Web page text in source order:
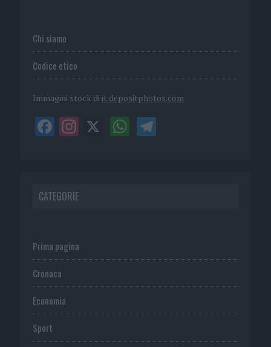
Chi siamo
Codice etico
Immagini stock di it.depositphotos.com
CATEGORIE
Prima pagina
Cronaca
Economia
Sport